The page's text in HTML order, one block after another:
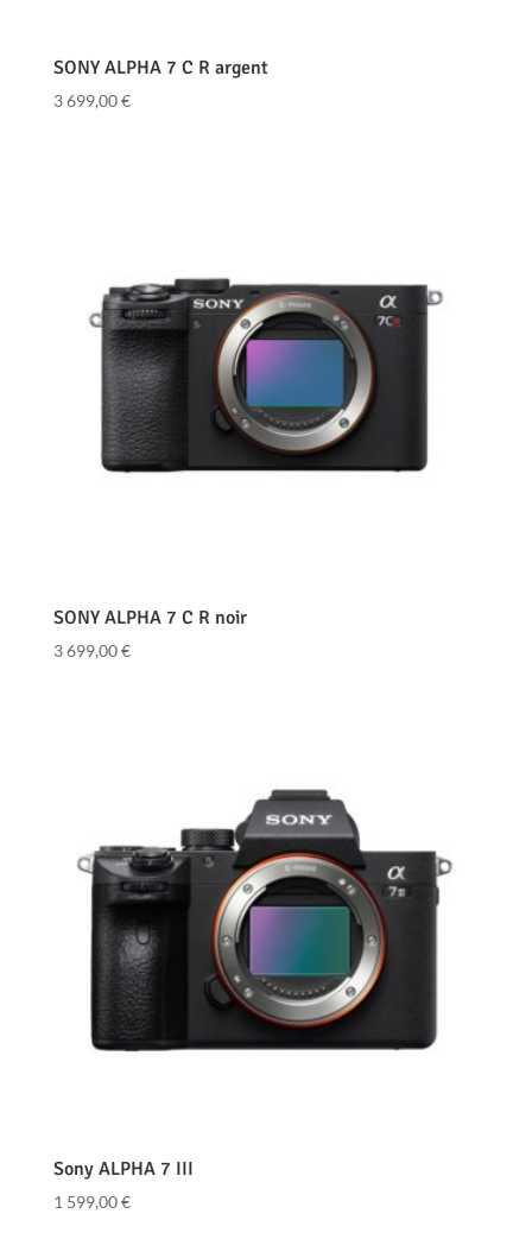
SONY ALPHA 7 C R argent
3 699,00€
SONY ALPHA 7 C R noir
3 699,00€
Sony ALPHA 7 III
1 599,00€